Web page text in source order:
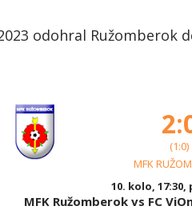
odohral Ružomberok
(1:0)
MFK
10. kolo, 17:30,
MFK Ružomberok vs FC